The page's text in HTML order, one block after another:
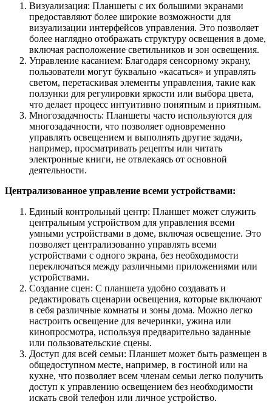
Визуализация: Планшеты с их большими экранами
предоставляют более широкие возможности для
визуализации интерфейсов управления. Это позволяет
более наглядно отображать структуру освещения в доме,
включая расположение светильников и зон освещения.
Управление касанием: Благодаря сенсорному экрану,
пользователи могут буквально «касаться» и управлять
светом, перетаскивая элементы управления, такие как
ползунки для регулировки яркости или выбора цвета,
что делает процесс интуитивно понятным и приятным.
Многозадачность: Планшеты часто используются для
многозадачности, что позволяет одновременно
управлять освещением и выполнять другие задачи,
например, просматривать рецепты или читать
электронные книги, не отвлекаясь от основной
деятельности.
Централизованное управление всеми устройствами:
Единый контрольный центр: Планшет может служить
центральным устройством для управления всеми
умными устройствами в доме, включая освещение. Это
позволяет централизованно управлять всеми
устройствами с одного экрана, без необходимости
переключаться между различными приложениями или
устройствами.
Создание сцен: С планшета удобно создавать и
редактировать сценарии освещения, которые включают
в себя различные комнаты и зоны дома. Можно легко
настроить освещение для вечеринки, ужина или
кинопросмотра, используя предварительно заданные
или пользовательские сцены.
Доступ для всей семьи: Планшет может быть размещен в
общедоступном месте, например, в гостиной или на
кухне, что позволяет всем членам семьи легко получить
доступ к управлению освещением без необходимости
искать свой телефон или личное устройство.